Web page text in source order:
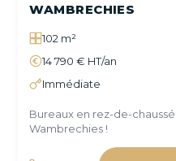
WAMBRECHIES
102 m²
14 790 € HT/an
Immédiate
Bureaux en rez-de-
Wambrechies !